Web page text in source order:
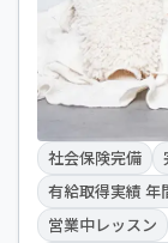
社会保険完備
有給取得実績 年
営業中レッスン